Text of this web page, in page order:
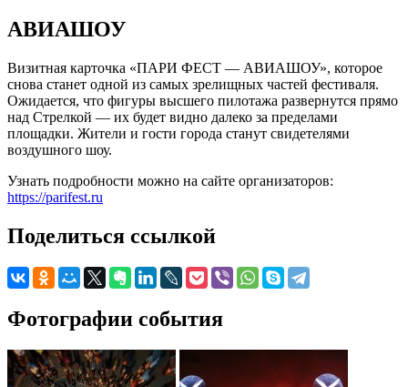
АВИАШОУ
Визитная карточка «ПАРИ ФЕСТ — АВИАШОУ», которое
снова станет одной из самых зрелищных частей фестиваля.
Ожидается, что фигуры высшего пилотажа развернутся прямо
над Стрелкой — их будет видно далеко за пределами
площадки. Жители и гости города станут свидетелями
воздушного шоу.
Узнать подробности можно на сайте организаторов:
https://parifest.ru
Поделиться ссылкой
Фотографии события